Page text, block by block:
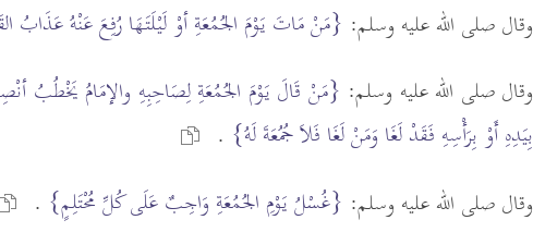
وقال صلى الله عليه وسلم: {مَنْ مَاتَ يَوْمَ الجُمُعَةِ أوْ لَيْلَتَهَا رُفِعَ عَنْهُ عَذَابُ
وقال صلى الله عليه وسلم: {مَنْ قَالَ يَوْمَ الجُمُعَةِ لِصَاحِبِهِ والإمَامُ يَخْطُبُ
بِيَدِهِ أَوْ بِرَأْسِهِ فَقَدْ لَغَا وَمَنْ لَغَا فَلاَ جُمُعَةَ لَهُ} .
وقال صلى الله عليه وسلم: {غُسْلُ يَوْمِ الجُمُعَةِ وَاجِبٌ عَلَى كُلِّ مُحْتَلِمٍ} .